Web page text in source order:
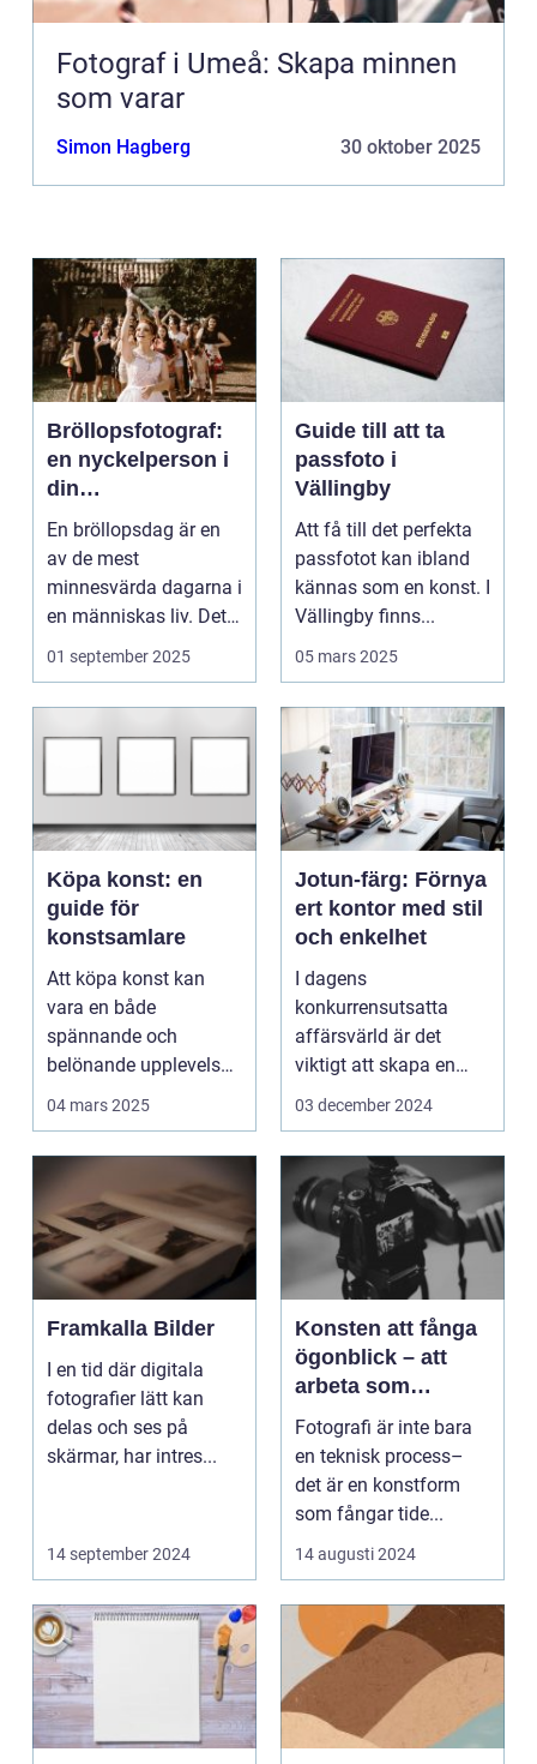
Fotograf i Umeå: Skapa minnen
som varar
Simon Hagberg 30 oktober 2025
Bröllopsfotograf:
en nyckelperson i
din
bröllopsberättelse
En bröllopsdag är en
av de mest
minnesvärda dagarna i
en människas liv. Det
&aum...
01 september 2025
Guide till att ta
passfoto i
Vällingby
Att få till det perfekta
passfotot kan ibland
kännas som en konst. I
Vällingby finns...
05 mars 2025
Köpa konst: en
guide för
konstsamlare
Att köpa konst kan
vara en både
spännande och
belönande upplevelse.
Det handlar...
04 mars 2025
Jotun-färg: Förnya
ert kontor med stil
och enkelhet
I dagens
konkurrensutsatta
affärsvärld är det
viktigt att skapa en
arbetsmiljö s...
03 december 2024
Framkalla Bilder
I en tid där digitala
fotografier lätt kan
delas och ses på
skärmar, har intres...
14 september 2024
Konsten att fånga
ögonblick – att
arbeta som
fotograf i
Norrköping
Fotografi är inte bara
en teknisk process–
det är en konstform
som fångar tide...
14 augusti 2024